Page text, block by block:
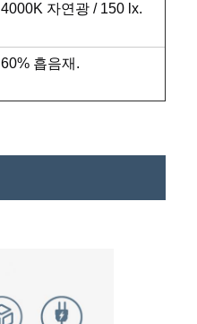
4000K 자연광 / 150 lx.
60% 흡음재.